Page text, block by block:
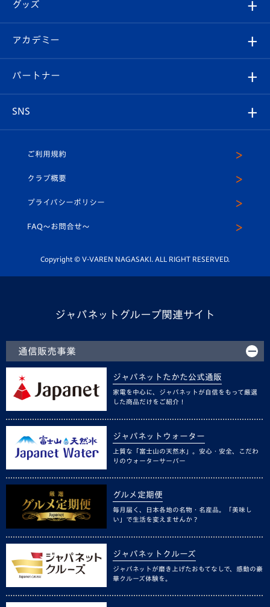
チケット
イベント
メディア
ホームタウン
スタッフプロフィール
マスコット紹介
平和祈念活動
ホームタウン活動
Revive Team
ヴィヴィくんの長崎おもてなしガイド
フォトギャラリー
スタジアムグルメ
V-LOVERS（ファンクラブ）
プレイヤーズスイート
グッズ
オンラインショップ
店舗情報
アカデミー
育成からのお知らせ
U-18
スクール
パートナー
SNS
ヴィヴィくんインスタグラム
公式LINE＠
ご利用規約
クラブ概要
プライバシーポリシー
FAQ〜お問合せ〜
Copyright © V-VAREN NAGASAKI. ALL RIGHT RESERVED.
ジャパネットグループ関連サイト
通信販売事業
ジャパネットたかた公式通販
家電を中心に、ジャパネットが自信をもって厳選
した商品だけをご紹介！
ジャパネットウォーター
上質な「富士山の天然水」。安心・安全、こだわ
りのウォーターサーバー
グルメ定期便
毎月届く、日本各地の名物・名産品。「美味し
い」で生活を変えませんか？
ジャパネットクルーズ
ジャパネットが磨き上げたおもてなしで、感動の豪
華クルーズ体験を。